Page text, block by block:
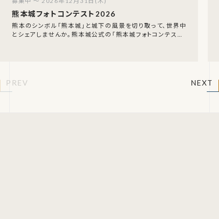
熊本城フォトコンテスト2026
熊本のシンボル「熊本城」と城下の風景を切り取って、世界中
とシェアしませんか。熊本城公式の「熊本城フォトコンテスト」
PREV NEXT